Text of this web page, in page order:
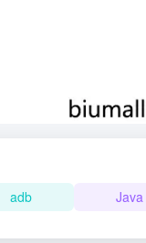
adb Java